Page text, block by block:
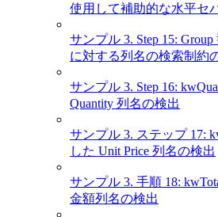
使用して補助的な水平セ
サンプル 3. Step 15: Group
に対する列名の検索制約
サンプル 3. Step 16:
Quantity 列名の検出
サンプル 3. ステップ 17:
した Unit Price 列名の検出
サンプル 3. 手順 18:
金額列名の検出